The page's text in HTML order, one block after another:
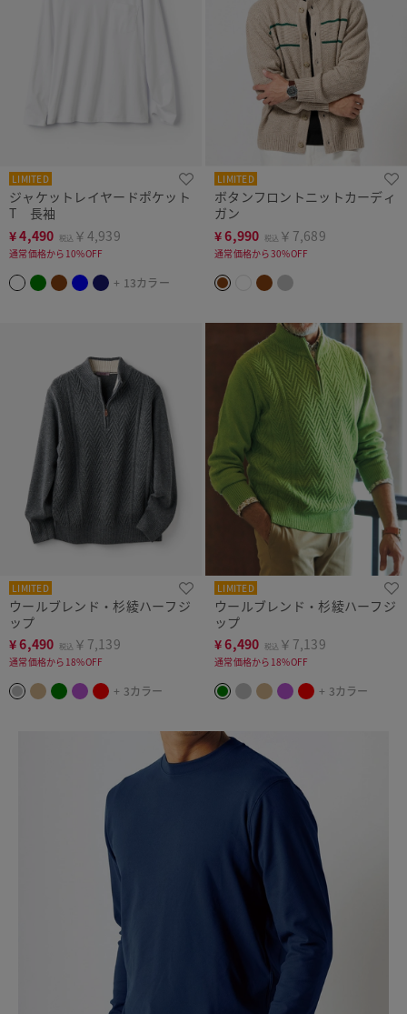
LIMITED
ジャケットレイヤードポケット
T 長袖
¥4,490 税込 ￥4,939
通常価格から10%OFF
+ 13カラー
LIMITED
ボタンフロントニットカーディ
ガン
¥6,990 税込 ￥7,689
通常価格から30%OFF
LIMITED
ウールブレンド・杉綾ハーフジ
ップ
¥6,490 税込 ￥7,139
通常価格から18%OFF
+ 3カラー
LIMITED
ウールブレンド・杉綾ハーフジ
ップ
¥6,490 税込 ￥7,139
通常価格から18%OFF
+ 3カラー